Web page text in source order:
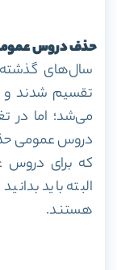
حذف دروس
دروس عمومی
که برای
البته باید
هستند.